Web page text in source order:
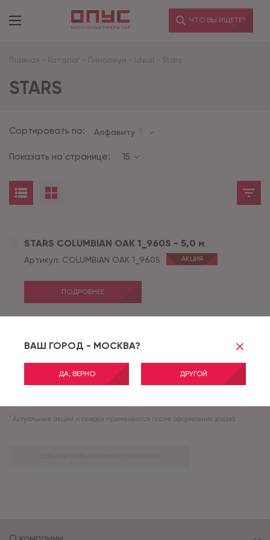
ВАШ ГОРОД - МОСКВА?
ДА, ВЕРНО ДРУГОЙ
ЧТО ВЫ ИЩЕТЕ?
Главная - Каталог - Линолеум - Ideal - Stars
STARS
Сортировать по: Алфавиту
Показать на странице: 15
STARS COLUMBIAN OAK 1_960S - 5,0 м
Артикул: COLUMBIAN OAK 1_960S АКЦИЯ
ПОДРОБНЕЕ
ПОДРОБНЕЕ
* Актуальные акции и скидки применяются после оформления заказа.